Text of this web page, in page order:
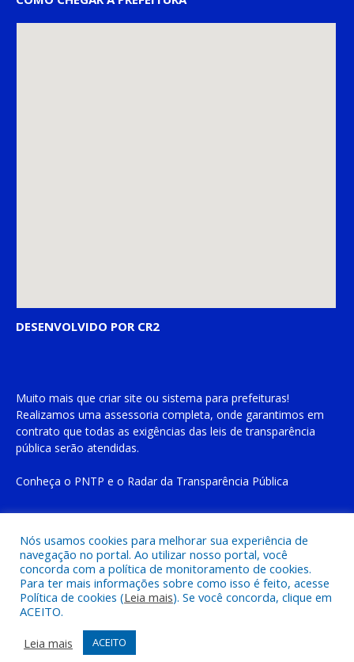
DESENVOLVIDO POR CR2
Muito mais que criar site ou sistema para prefeituras!
Realizamos uma assessoria completa, onde garantimos em
contrato que todas as exigências das leis de transparência
pública serão atendidas.
Conheça o PNTP e o Radar da Transparência Pública
Todos os direitos reservados a Prefeitura Municipal de Cachoeira
do Piriá
Mapa do Site
Acessar o Webmail
Nós usamos cookies para melhorar sua experiência de
navegação no portal. Ao utilizar nosso portal, você
concorda com a política de monitoramento de cookies.
Para ter mais informações sobre como isso é feito, acesse
Política de cookies (Leia mais). Se você concorda, clique em
ACEITO.
Leia mais
ACEITO